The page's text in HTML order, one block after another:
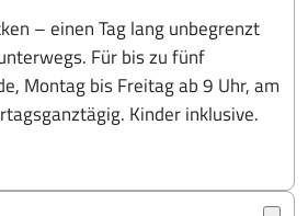
– einen Tag lang unbegrenzt
Für bis zu fünf
Montag bis Freitag ab 9 Uhr, am
Kinder inklusive.